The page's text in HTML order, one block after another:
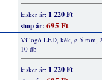
kisker ár: 1 220 Ft
shop ár: 695 Ft
Villogó LED, kék, ø 5 mm,
10 db
kisker ár: 1 220 Ft